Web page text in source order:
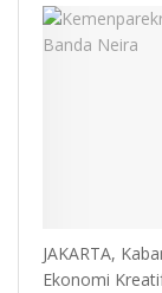
JAKARTA,
Ekonomi